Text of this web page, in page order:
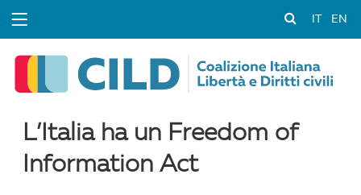
EN
L’Italia ha un Freedom of
Information Act